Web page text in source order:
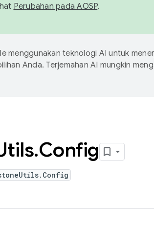
Perubahan pada AOSP.
menggunakan teknologi AI untuk
Anda. Terjemahan AI mungkin
.Config